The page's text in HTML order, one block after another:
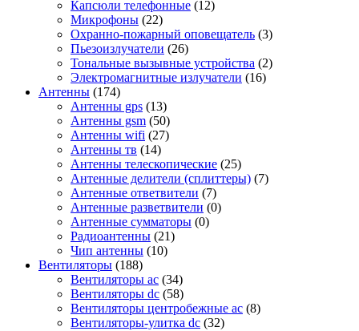
Капсюли телефонные (12)
Микрофоны (22)
Охранно-пожарный оповещатель (3)
Пьезоизлучатели (26)
Тональные вызывные устройства (2)
Электромагнитные излучатели (16)
Антенны (174)
Антенны gps (13)
Антенны gsm (50)
Антенны wifi (27)
Антенны тв (14)
Антенны телескопические (25)
Антенные делители (сплиттеры) (7)
Антенные ответвители (7)
Антенные разветвители (0)
Антенные сумматоры (0)
Радиоантенны (21)
Чип антенны (10)
Вентиляторы (188)
Вентиляторы ac (34)
Вентиляторы dc (58)
Вентиляторы центробежные ac (8)
Вентиляторы-улитка dc (32)